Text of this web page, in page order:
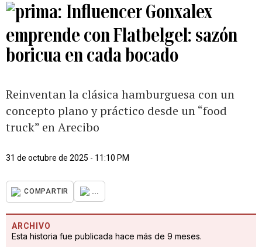
Influencer Gonxalex
emprende con Flatbelgel: sazón
boricua en cada bocado
Reinventan la clásica hamburguesa con un
concepto plano y práctico desde un “food
truck” en Arecibo
31 de octubre de 2025 - 11:10 PM
COMPARTIR ...
ARCHIVO
Esta historia fue publicada hace más de 9 meses.